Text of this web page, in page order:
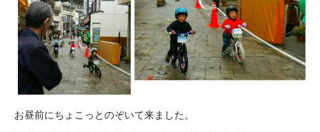
お昼前にちょこっとのぞいて来ました。